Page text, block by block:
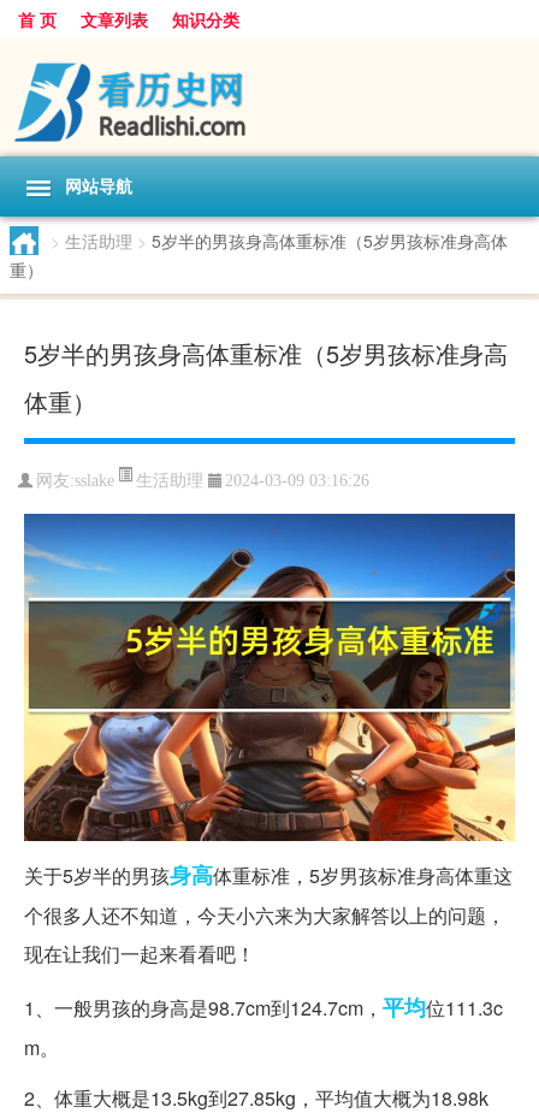
首 页 文章列表 知识分类
网站导航
> 生活助理 > 5岁半的男孩身高体重标准（5岁男孩标准身高体
重）
5岁半的男孩身高体重标准（5岁男孩标准身高
体重）
网友:sslake 生活助理 2024-03-09 03:16:26
关于5岁半的男孩身高体重标准，5岁男孩标准身高体重这
个很多人还不知道，今天小六来为大家解答以上的问题，
现在让我们一起来看看吧！
1、一般男孩的身高是98.7cm到124.7cm， 平均位111.3c
m。
2、体重大概是13.5kg到27.85kg，平均值大概为18.98k